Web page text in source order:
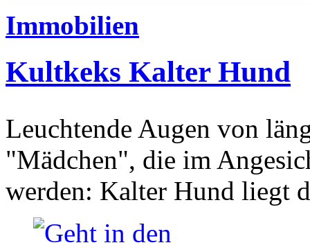
Immobilien
Kultkeks Kalter Hund
Leuchtende Augen von
"Mädchen", die im
werden: Kalter Hund liegt